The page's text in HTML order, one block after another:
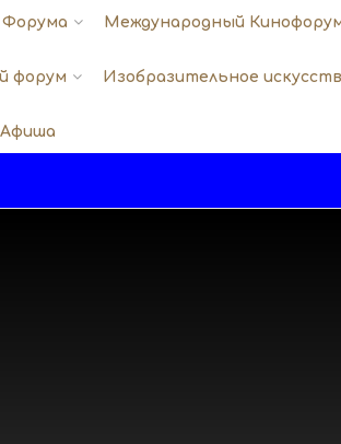
Международный
форум Изобразительное
Афиша